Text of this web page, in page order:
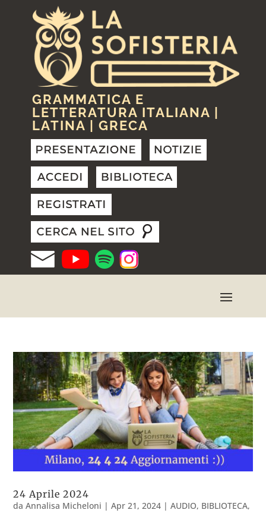
GRAMMATICA E
LETTERATURA ITALIANA |
LATINA | GRECA
24 Aprile 2024
daAnnalisa Micheloni |Apr 21, 2024 |AUDIO, BIBLIOTECA,